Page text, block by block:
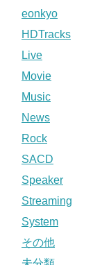
eonkyo
HDTracks
Live
Movie
Music
News
Rock
SACD
Speaker
Streaming
System
その他